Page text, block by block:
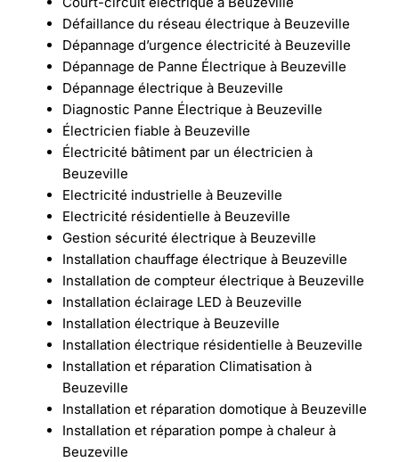
Défaillance du réseau électrique à Beuzeville
Dépannage d’urgence électricité à Beuzeville
Dépannage de Panne Électrique à Beuzeville
Dépannage électrique à Beuzeville
Diagnostic Panne Électrique à Beuzeville
Électricien fiable à Beuzeville
Électricité bâtiment par un électricien à
Beuzeville
Electricité industrielle à Beuzeville
Electricité résidentielle à Beuzeville
Gestion sécurité électrique à Beuzeville
Installation chauffage électrique à Beuzeville
Installation de compteur électrique à Beuzeville
Installation éclairage LED à Beuzeville
Installation électrique à Beuzeville
Installation électrique résidentielle à Beuzeville
Installation et réparation Climatisation à
Beuzeville
Installation et réparation domotique à Beuzeville
Installation et réparation pompe à chaleur à
Beuzeville